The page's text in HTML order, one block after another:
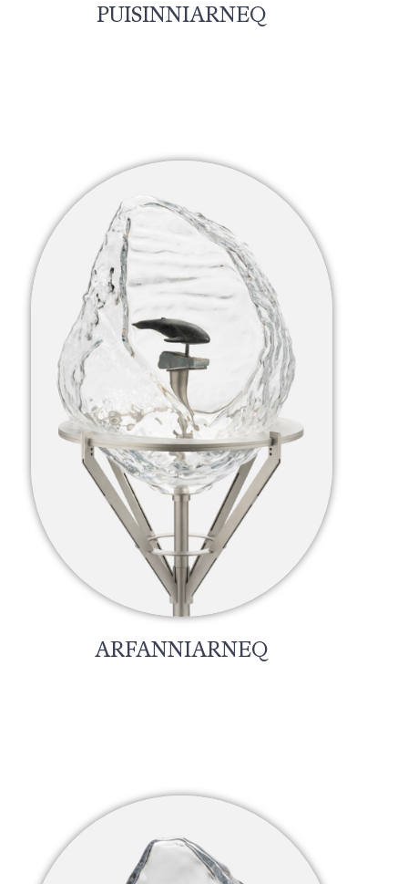
PUISINNIARNEQ
ARFANNIARNEQ